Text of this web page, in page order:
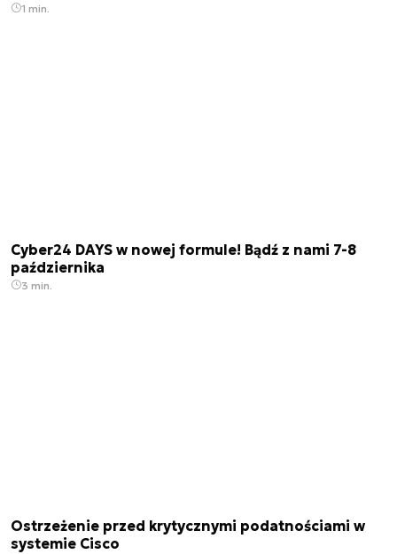
1 min.
Cyber24 DAYS w nowej formule! Bądź z nami 7-8
października
3 min.
Ostrzeżenie przed krytycznymi podatnościami w
systemie Cisco